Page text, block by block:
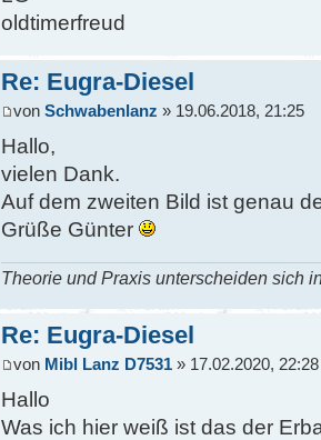
oldtimerfreud
Re: Eugra-Diesel
von Schwabenlanz » 19.06.2018, 21:25
Hallo,
vielen Dank.
Auf dem zweiten Bild ist genau
Grüße Günter
Theorie und Praxis unterscheiden sich
Re: Eugra-Diesel
von Mibl Lanz D7531 » 17.02.2020, 22:28
Hallo
Was ich hier weiß ist das der